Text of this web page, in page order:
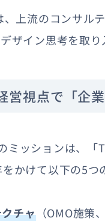
上流のコンサル
ザイン思考を取
営視点で「企
ミッションは、「
かけて以下の5つ
チャ（OMO施策